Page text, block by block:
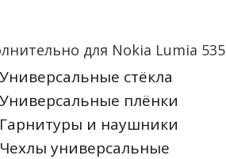
для Nokia Lumia 535
Универсальные стёкла
Универсальные плёнки
Гарнитуры и наушники
Чехлы универсальные